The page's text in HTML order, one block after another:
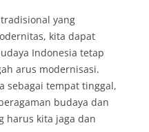
yang
kita dapat
Indonesia tetap
arus modernisasi.
sebagai tempat tinggal,
budaya dan
harus kita jaga dan